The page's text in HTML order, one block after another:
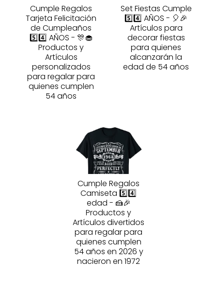
Cumple Regalos
Tarjeta Felicitación
de Cumpleaños
5️⃣4️⃣ AÑOS - 🎊🧁
Productos y
Artículos
personalizados
para regalar para
quienes cumplen
54 años
Set Fiestas Cumple
5️⃣4️⃣ AÑOS - 🎈🎉
Artículos para
decorar fiestas
para quienes
alcanzarán la
edad de 54 años
Cumple Regalos
Camiseta 5️⃣4️⃣
edad - 🍰🎉
Productos y
Artículos divertidos
para regalar para
quienes cumplen
54 años en 2026 y
nacieron en 1972